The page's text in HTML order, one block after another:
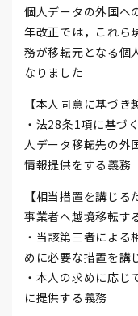
個人データの外国へ
年改正では，これら
務が移転元となる個
なりました
【本人同意に基づ
・法28条1項に基づ
人データ移転先の外
情報提供をする義務
【相当措置を講じ
事業者へ越境移転す
・当該第三者によ
めに必要な措置を講
・本人の求めに応
に提供する義務